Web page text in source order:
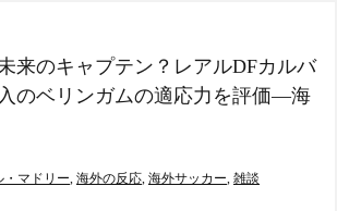
来のキャプテン？レアルDFカルバ
のベリンガムの適応力を評価―海
・マドリー, 海外の反応, 海外サッカー, 雑談